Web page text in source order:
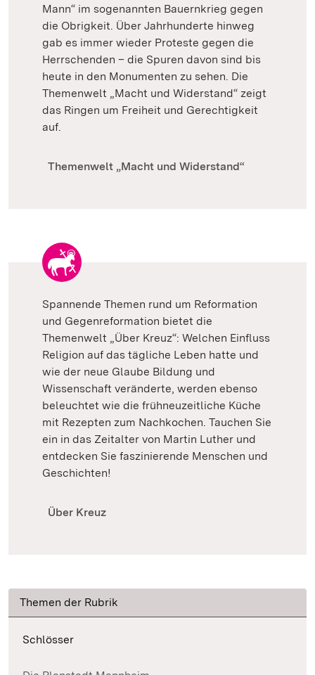
Mann“ im sogenannten Bauernkrieg gegen
die Obrigkeit. Über Jahrhunderte hinweg
gab es immer wieder Proteste gegen die
Herrschenden – die Spuren davon sind bis
heute in den Monumenten zu sehen. Die
Themenwelt „Macht und Widerstand“ zeigt
das Ringen um Freiheit und Gerechtigkeit
auf.
Themenwelt „Macht und Widerstand“
Spannende Themen rund um Reformation
und Gegenreformation bietet die
Themenwelt „Über Kreuz“: Welchen Einfluss
Religion auf das tägliche Leben hatte und
wie der neue Glaube Bildung und
Wissenschaft veränderte, werden ebenso
beleuchtet wie die frühneuzeitliche Küche
mit Rezepten zum Nachkochen. Tauchen Sie
ein in das Zeitalter von Martin Luther und
entdecken Sie faszinierende Menschen und
Geschichten!
Über Kreuz
Themen der Rubrik
Schlösser